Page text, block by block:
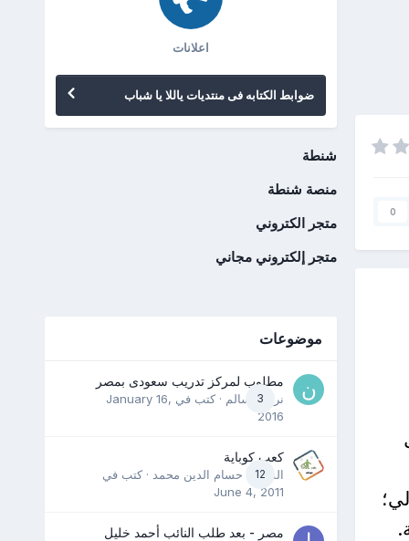
0
اعلانات
ضوابط الكتابه فى منتديات ياللا يا شباب
شنطة
منصة شنطة
متجر الكتروني
متجر إلكتروني مجاني
موضوعات
3
مطلوب لمركز تدريب سعودى بمصر
نرمين سالم · كتب في January 16,
2016
12
كعب كوباية
المدرب حسام الدين محمد · كتب في
June 4, 2011
مصر - بعد طلب النائب أحمد خليل